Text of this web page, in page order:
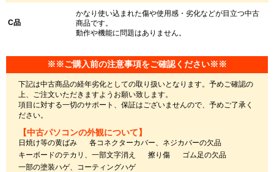
C品
かなり使い込まれた傷や使用感・劣化などが目立つ中古
商品です。
動作や機能に問題はありません。
※※ご購入前の注意事項をご確認ください※※
下記は中古商品の経年劣化としての取り扱いとなります。予めご確認の
上、ご注文いただきますようお願い致します。
項目に対する一切のサポート、保証はございませんので、予めご了承く
ださい。
【中古パソコンの外観について】
日焼け等の黄ばみ
各コネクターカバー、ネジカバーの欠品
キーボードのテカリ、一部文字消え
擦り傷
ゴム足の欠品
一部の塗装ハゲ、コーティングハゲ